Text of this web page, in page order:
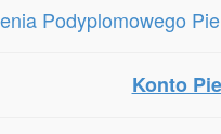
Podyplomowego
Konto